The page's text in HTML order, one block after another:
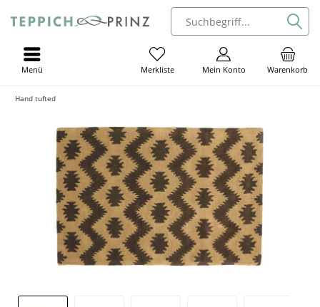
Warenkorb
Mein Konto
Merkliste
Menü
Hand tufted